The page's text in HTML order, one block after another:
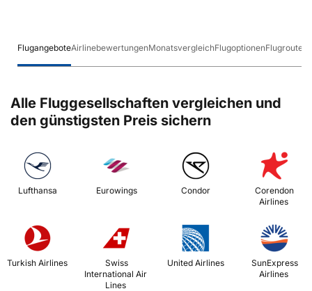
FlugangeboteAirlinebewertungenMonatsvergleichFlugoptionenFlugrouten
Alle Fluggesellschaften vergleichen und
den günstigsten Preis sichern
Lufthansa Eurowings Condor
Corendon
Airlines
Turkish Airlines
International Air
Lines
United Airlines
Airlines